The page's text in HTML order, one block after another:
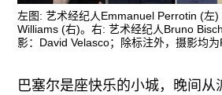
订阅
往期内容
左图: 艺术经纪人Emmanuel Perrotin (左
Williams (右)。右: 艺术经纪人Bruno
影：David Velasco；除标注外，摄影均为
巴塞尔是座快乐的小城，晚间从